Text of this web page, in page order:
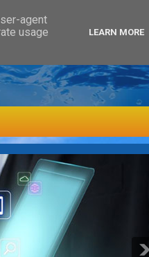
agent
usage
LEARN MORE